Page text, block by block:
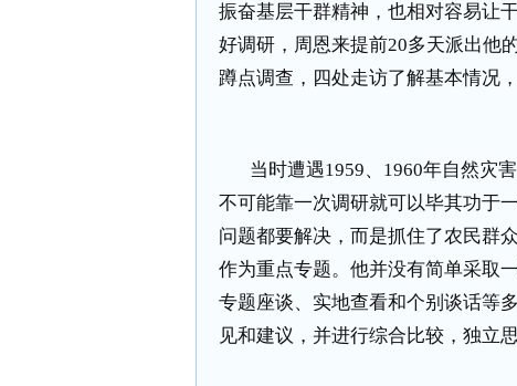
振奋基层干群精神，也相对容易让
好调研，周恩来提前20多天派出他
蹲点调查，四处走访了解基本情况
当时遭遇1959、 1960年自然灾
不可能靠一次调研就可以毕其功于
问题都要解决，而是抓住了农民群
作为重点专题。他并没有简单采取
专题座谈、实地查看和个别谈话等
见和建议，并进行综合比较，独立